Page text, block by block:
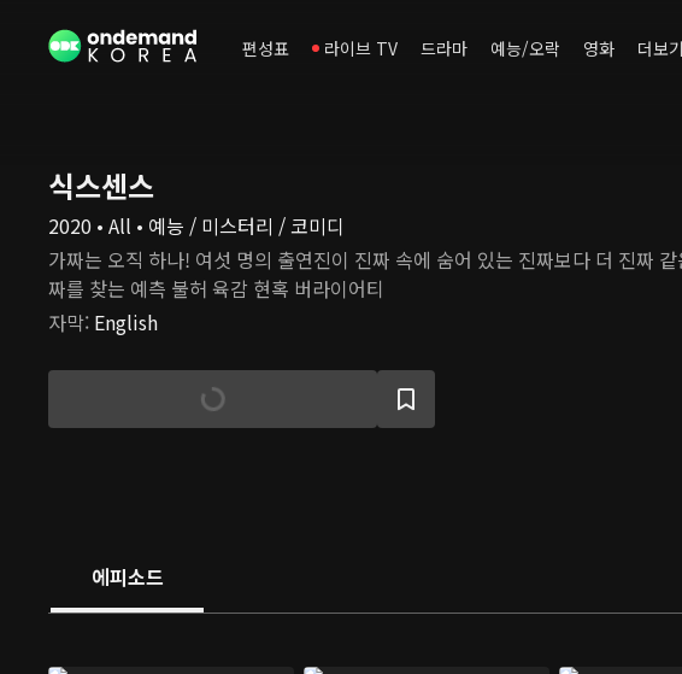
편성표 라이브 TV 드라마 예능/오락 영화 더보기
식스센스
2020 • All • 예능 / 미스터리 / 코미디
가짜는 오직 하나! 여섯 명의 출연진이 진짜 속에 숨어 있는 진짜보다 더 진짜
짜를 찾는 예측 불허 육감 현혹 버라이어티
자막: English
에피소드